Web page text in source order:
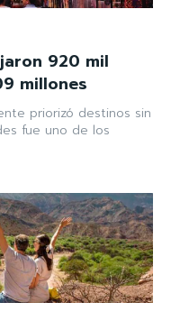
920 mil
millones
priorizó destinos sin
fue uno de los